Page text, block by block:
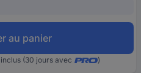
au panier
(30 jours avec )